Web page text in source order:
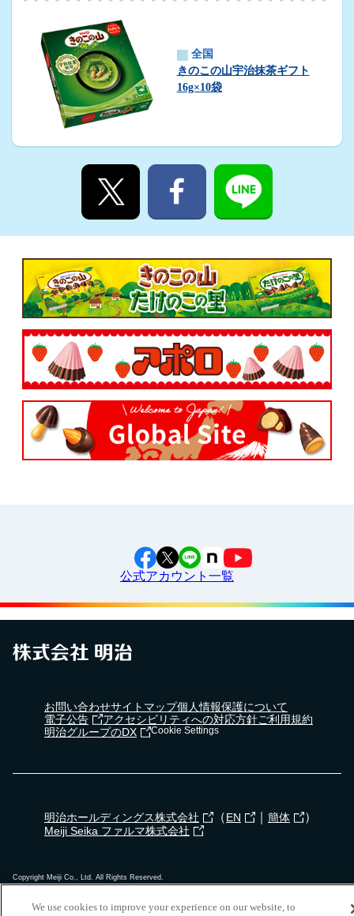
全国
きのこの山宇治抹茶ギフト
16g×10袋
公式アカウント一覧
お問い合わせサイトマップ個人情報保護について
電子公告
アクセシビリティへの対応方針ご利用規約
明治グループのDX
Cookie Settings
明治ホールディングス株式会社 （EN 簡体 ）
Meiji Seika ファルマ株式会社
Copyright Meiji Co., Ltd. All Rights Reserved.
We use cookies to improve your experience on our website, to